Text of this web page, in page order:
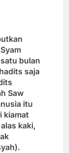
bulan
saja
Saw
itu
kiamat
kaki,